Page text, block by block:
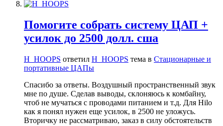
Помогите собрать систему ЦАП +
усилок до 2500 долл. сша
H_HOOPS ответил H_HOOPS тема в Стационарные и
портативные ЦАПы
Спасибо за ответы. Воздушный пространственный звук
мне по душе. Сделав выводы, склоняюсь к комбайну,
чтоб не мучаться с проводами питанием и т.д. Для Hilo
как я понял нужен еще усилок, в 2500 не уложусь.
Вторичку не рассматриваю, заказ в силу обстоятельств